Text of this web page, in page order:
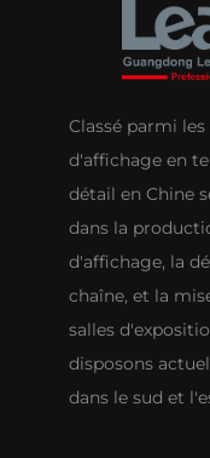
Classé parmi
d'affichage en
détail en Chine
dans la
d'affichage, la
chaîne, et la
salles
disposons
dans le sud et